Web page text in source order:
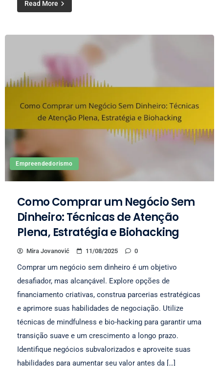
Read More
Empreendedorismo
Como Comprar um Negócio Sem
Dinheiro: Técnicas de Atenção
Plena, Estratégia e Biohacking
Mira Jovanović 11/08/2025 0
Comprar um negócio sem dinheiro é um objetivo
desafiador, mas alcançável. Explore opções de
financiamento criativas, construa parcerias estratégicas
e aprimore suas habilidades de negociação. Utilize
técnicas de mindfulness e bio-hacking para garantir uma
transição suave e um crescimento a longo prazo.
Identifique negócios subvalorizados e aproveite suas
habilidades para aumentar seu valor antes da […]